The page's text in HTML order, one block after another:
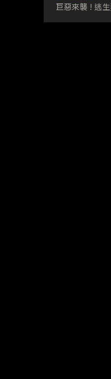
巨惡來襲 ! 逃